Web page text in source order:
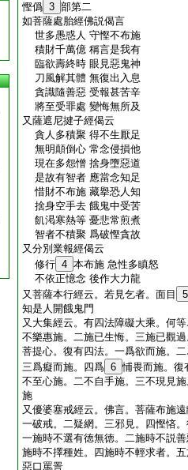
慳僞 3 部第二
如菩薩處胎經佛説偈言
世多愚惑人 守慳不布施
積財千萬億 稱言是我有
臨欲壽終時 眼見惡鬼神
刀風解其體 無復出入息
貪識隨善惡 受報甚苦辛
將至受罪處 變悔無所及
又薩遮尼揵子經偈云
貪人多積聚 得不生厭足
無明顛倒心 常念侵損他
現在多怨憎 捨身墮惡道
是故有智者 應當念知足
惜財不布施 藏擧恐人知
捨身空手去 餓鬼中受苦
飢渇寒熱等 憂悲常煎煮
智者不積聚 爲破慳貪故
又分別業報經偈云
修行 4 本布施 急性多瞋怒
不依正憶念 後作大力龍
又菩薩本行經云。若見乞者。面目
5
知是人開餓鬼門
又大集經云。有四法障礙大乘。何
不樂惠施。二施已生悔。三施已觀
菩提心。復有四法。一爲欲而施。二
三爲癡而施。四爲 6 悑畏而施。復
不至心施。二不自手施。三不現見
施
又優婆塞戒經云。佛言。菩薩布施遠
一破戒。二疑網。三邪見。四慳悋。
一施時不選有徳無徳。二施時不説
施時不擇種姓。四施時不輕求者。
惡口罵詈